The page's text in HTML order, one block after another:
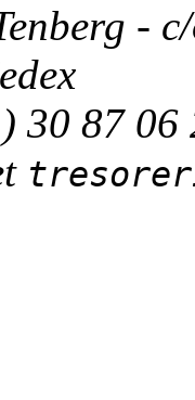
-
30 87 06